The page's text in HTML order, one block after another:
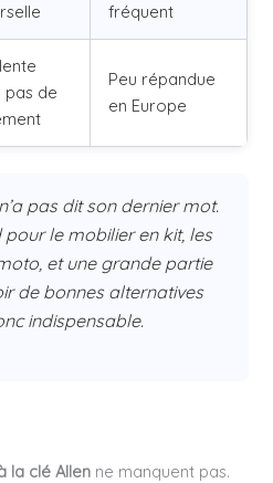
fréquent
pas de
Peu répandue
en Europe
pas dit son dernier mot.
le mobilier en kit, les
et une grande partie
de bonnes alternatives
indispensable.
la clé Allen ne manquent pas.